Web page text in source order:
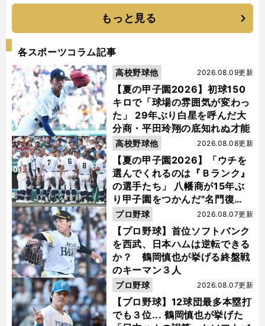
もっと見る
各スポーツコラム記事
【夏の甲子園2026】初球150
キロで「球場の雰囲気が変わっ
た」 29年ぶり白星を呼んだ大
分商・平田玲翔の底知れぬ才能
2026.08.09更新
高校野球他
【夏の甲子園2026】「ウチを
選んでくれるのは『Ｂランク』
の選手たち」 八幡商が15年ぶ
り甲子園をつかんだ"名門復
活"の舞台裏
2026.08.08更新
高校野球他
【プロ野球】首位ソフトバンク
を西武、日本ハムは逆転できる
か？ 鶴岡慎也が挙げる終盤戦
のキーマン３人
2026.08.07更新
プロ野球
【プロ野球】12球団最多本塁打
でも３位... 鶴岡慎也が挙げた
2026.08.07更新
プロ野球